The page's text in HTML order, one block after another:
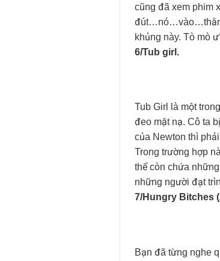
cũng đã xem phim
khủng này. Tò mò
6/Tub girl.
Tub Girl là một
đeo mặt nạ. Cô ta
của Newton thì
Trong trường hợp
thể còn chứa
những người đạt
7/Hungry Bitches
Bạn đã từng nghe